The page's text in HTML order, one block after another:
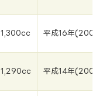
1,300cc 平成16年(2004
1,290cc 平成14年(2003